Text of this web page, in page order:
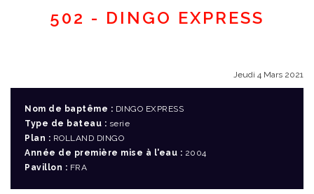
502 - DINGO EXPRESS
Jeudi 4 Mars 2021
Nom de baptême : DINGO EXPRESS
Type de bateau : serie
Plan : ROLLAND DINGO
Année de première mise à l'eau : 2004
Pavillon : FRA